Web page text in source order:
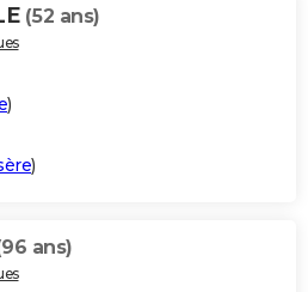
(52 ans)
)
)
ans)